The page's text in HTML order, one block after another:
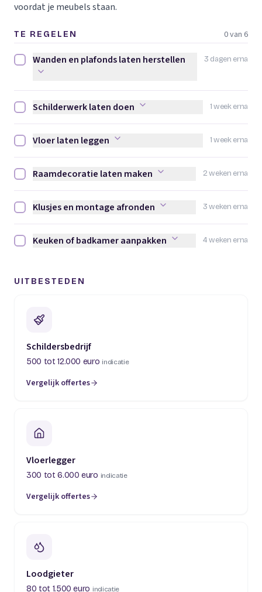
voordat je meubels staan.
TE REGELEN 0 van 6
3 dagen erna
Wanden en plafonds laten herstellen afvinken
Wanden en plafonds laten herstellen
1 week erna
Schilderwerk laten doen afvinken
Schilderwerk laten doen
1 week erna
Vloer laten leggen afvinken
Vloer laten leggen
2 weken erna
Raamdecoratie laten maken afvinken
Raamdecoratie laten maken
3 weken erna
Klusjes en montage afronden afvinken
Klusjes en montage afronden
4 weken erna
Keuken of badkamer aanpakken afvinken
Keuken of badkamer aanpakken
UITBESTEDEN
Schildersbedrijf
500 tot 12.000 euro indicatie
Vergelijk offertes
(opent in een nieuw tabblad)
Vloerlegger
300 tot 6.000 euro indicatie
Vergelijk offertes
(opent in een nieuw tabblad)
Loodgieter
80 tot 1.500 euro indicatie